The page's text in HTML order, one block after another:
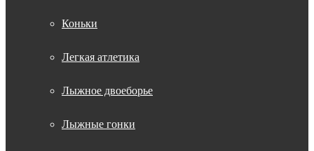
Коньки
Легкая атлетика
Лыжное двоеборье
Лыжные гонки